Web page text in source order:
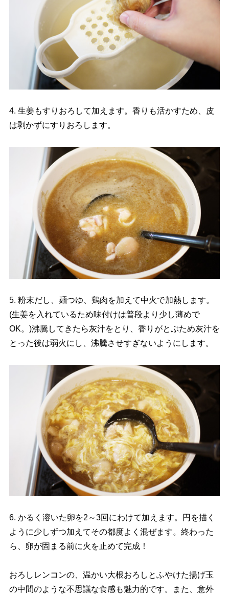
4. 生姜もすりおろして加えます。香りも活かすため、皮
は剥かずにすりおろします。
5. 粉末だし、麺つゆ、鶏肉を加えて中火で加熱します。
(生姜を入れているため味付けは普段より少し薄めで
OK。)沸騰してきたら灰汁をとり、香りがとぶため灰汁を
とった後は弱火にし、沸騰させすぎないようにします。
6. かるく溶いた卵を2～3回にわけて加えます。円を描く
ように少しずつ加えてその都度よく混ぜます。終わった
ら、卵が固まる前に火を止めて完成！
おろしレンコンの、温かい大根おろしとふやけた揚げ玉
の中間のような不思議な食感も魅力的です。また、意外